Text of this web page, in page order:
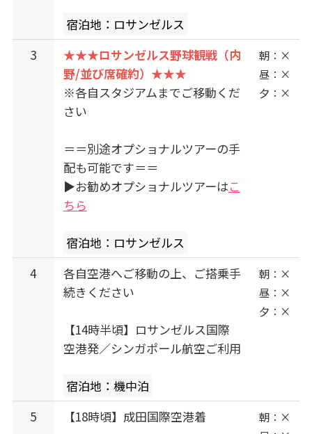
4/12-4/13 出発 → 4/13-4/15 vs. New York Mets
4/23-4/24 出発 → 4/24-4/26 vs. Chicago Cubs
4/26-4/27 出発 → 4/27-4/29 vs. Miami Marlins
5/07-5/08 出発 → 5/08-5/10 vs. Atlanta Braves
5/10-5/11 出発 → 5/11-5/14 vs. San Francisco
5/24-5/25 出発 → 5/25-5/27 vs. Colorado
Rockies
5/28-5/29 出発 → 5/29-5/31 vs. Philadelphia
6/04-6/05 出発 → 6/05-6/07 vs. Los Angeles
Angels
6/14-6/15 出発 → 6/15-6/17 vs. Tampa Bay
6/18-6/19 出発 → 6/19-6/21 vs. Baltimore
Orioles
Padres
7/05-7/06 出発 → 7/06-7/08 vs. Colorado
宿泊地：ロサンゼルス
3
★★★ロサンゼルス野球観戦（内
野/並び席確約）★★★
※各自スタジアムまでご移動くだ
さい
＝＝別途オプショナルツアーの手
配も可能です＝＝
▶お勧めオプショナルツアーはこ
ちら
宿泊地：ロサンゼルス
朝：×
昼：×
夕：×
4
各自空港へご移動の上、ご搭乗手
続きください
【14時半頃】ロサンゼルス国際
空港発／シンガポール航空ご利用
宿泊地：機中泊
朝：×
昼：×
夕：×
5 【18時頃】成田国際空港着
朝：×